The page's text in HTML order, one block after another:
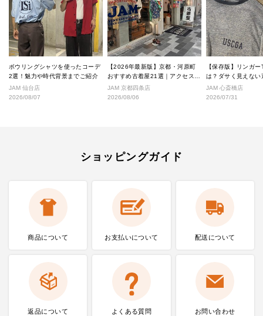
ボウリングシャツを使ったコーデ
2選！魅力や時代背景までご紹介
JAM 仙台店
2026/08/07
【2026年最新版】京都・河原町
おすすめ古着屋21選｜アクセス良
好な絶対行くべきショップ厳選！
JAM 京都四条店
2026/08/06
【保存版】リンガ
は？ダサく見えない
なし完全ガイド
JAM 心斎橋店
2026/07/31
ショッピングガイド
商品について お支払いについて 配送について
返品について よくある質問 お問い合わせ